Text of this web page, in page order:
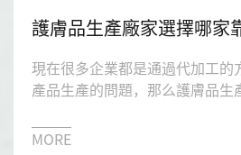
現在很多企業都是通過代加工的
產品生產的問題，那么護膚品生
的琉璃光生物。
MORE